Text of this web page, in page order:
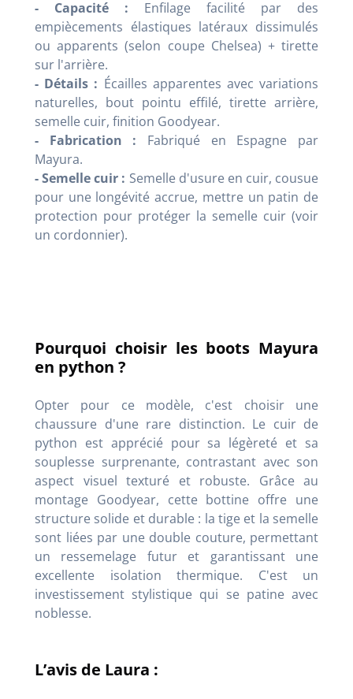
- Capacité : Enfilage facilité par des
empiècements élastiques latéraux dissimulés
ou apparents (selon coupe Chelsea) + tirette
sur l'arrière.
- Détails : Écailles apparentes avec variations
naturelles, bout pointu effilé, tirette arrière,
semelle cuir, finition Goodyear.
- Fabrication : Fabriqué en Espagne par
Mayura.
- Semelle cuir : Semelle d'usure en cuir, cousue
pour une longévité accrue, mettre un patin de
protection pour protéger la semelle cuir (voir
un cordonnier).
Pourquoi choisir les boots Mayura
en python ?
Opter pour ce modèle, c'est choisir une
chaussure d'une rare distinction. Le cuir de
python est apprécié pour sa légèreté et sa
souplesse surprenante, contrastant avec son
aspect visuel texturé et robuste. Grâce au
montage Goodyear, cette bottine offre une
structure solide et durable : la tige et la semelle
sont liées par une double couture, permettant
un ressemelage futur et garantissant une
excellente isolation thermique. C'est un
investissement stylistique qui se patine avec
noblesse.
L’avis de Laura :